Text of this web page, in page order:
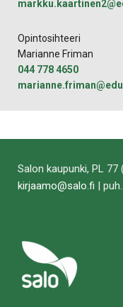
Opintosihteeri
Marianne Friman
044 778 4650
Salon kaupunki, PL 77
kirjaamo@salo.fi | puh.